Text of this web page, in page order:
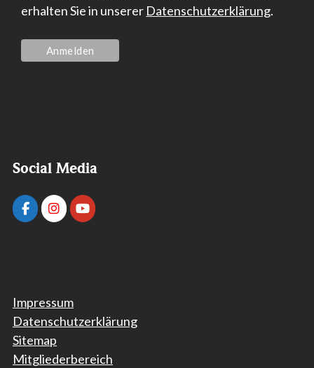
erhalten Sie in unserer Datenschutzerklärung.
Social Media
Impressum
Datenschutzerklärung
Sitemap
Mitgliederbereich